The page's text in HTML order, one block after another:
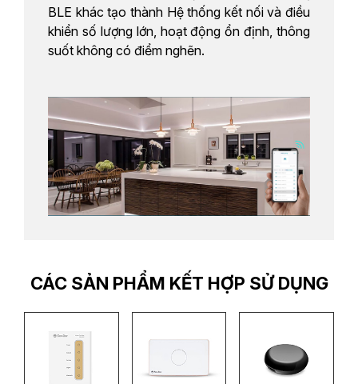
BLE khác tạo thành Hệ thống kết nối và điều
khiển số lượng lớn, hoạt động ổn định, thông
suốt không có điểm nghẽn.
CÁC SẢN PHẨM KẾT HỢP SỬ DỤNG